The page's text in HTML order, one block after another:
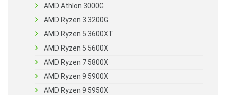
AMD Athlon 3000G
AMD Ryzen 3 3200G
AMD Ryzen 5 3600XT
AMD Ryzen 5 5600X
AMD Ryzen 7 5800X
AMD Ryzen 9 5900X
AMD Ryzen 9 5950X